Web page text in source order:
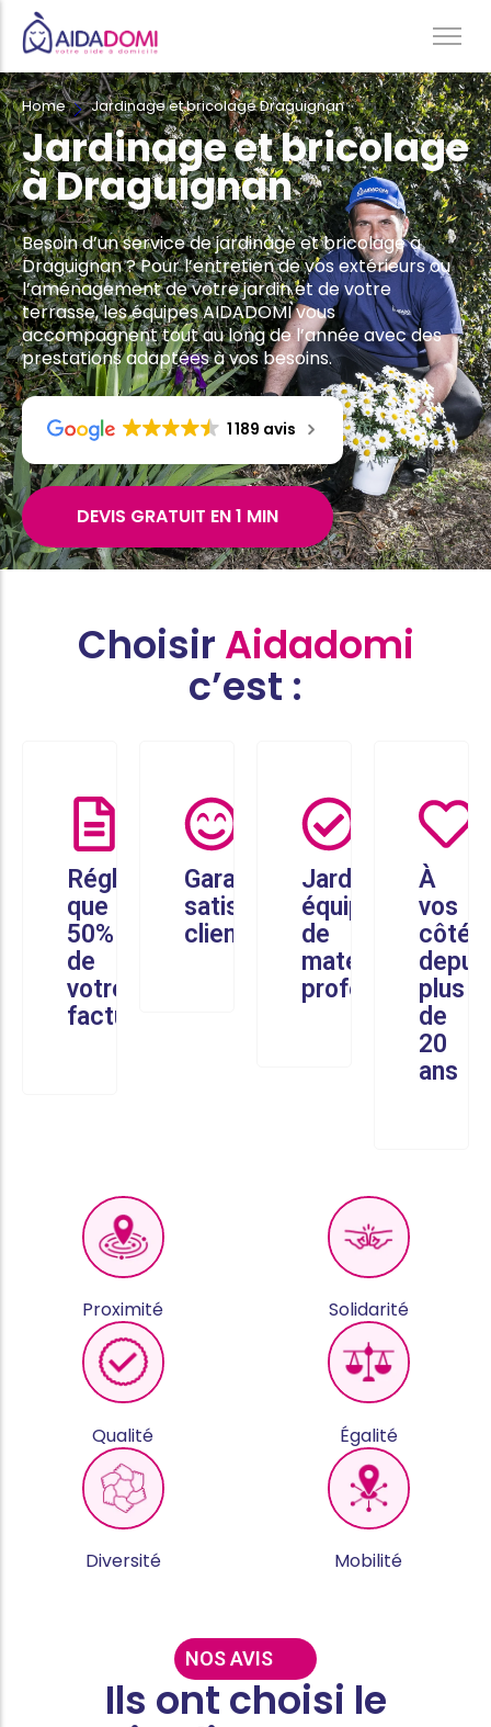
Ménage à domicile & Repassage
Garde d’enfants
Jardinage & Bricolage
Aide aux personnes âgées
Accompagnement du handicap
Téléassistance
Home Jardinage et bricolage Draguignan
Jardinage et bricolage
à Draguignan
Besoin d’un service de jardinage et bricolage à
Draguignan ? Pour l’entretien de vos extérieurs ou
l’aménagement de votre jardin et de votre
terrasse, les équipes AIDADOMI vous
accompagnent tout au long de l’année avec des
prestations adaptées à vos besoins.
1 189 avis
DEVIS GRATUIT EN 1 MIN
Choisir Aidadomi
c’est :
Réglez
que
50%
de
votre
facture
Garantie
satisfaction
client
Jardiniers
équipés
de
matériel
professionnel
À
vos
côtés
plus
de
20
ans
Proximité Solidarité
Qualité Égalité
Diversité Mobilité
NOS AVIS
Ils ont choisi le